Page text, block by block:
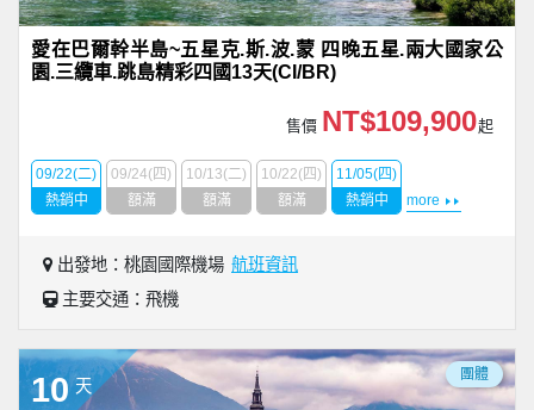
愛在巴爾幹半島~五星克.斯.波.蒙 四晚五星.兩大國家公
園.三纜車.跳島精彩四國13天(CI/BR)
售價 NT$109,900起
09/22(二)
熱銷中
09/24(四)
額滿
10/13(二)
額滿
10/22(四)
額滿
11/05(四)
熱銷中
more
出發地：桃園國際機場 航班資訊
主要交通：飛機
10 天
團體